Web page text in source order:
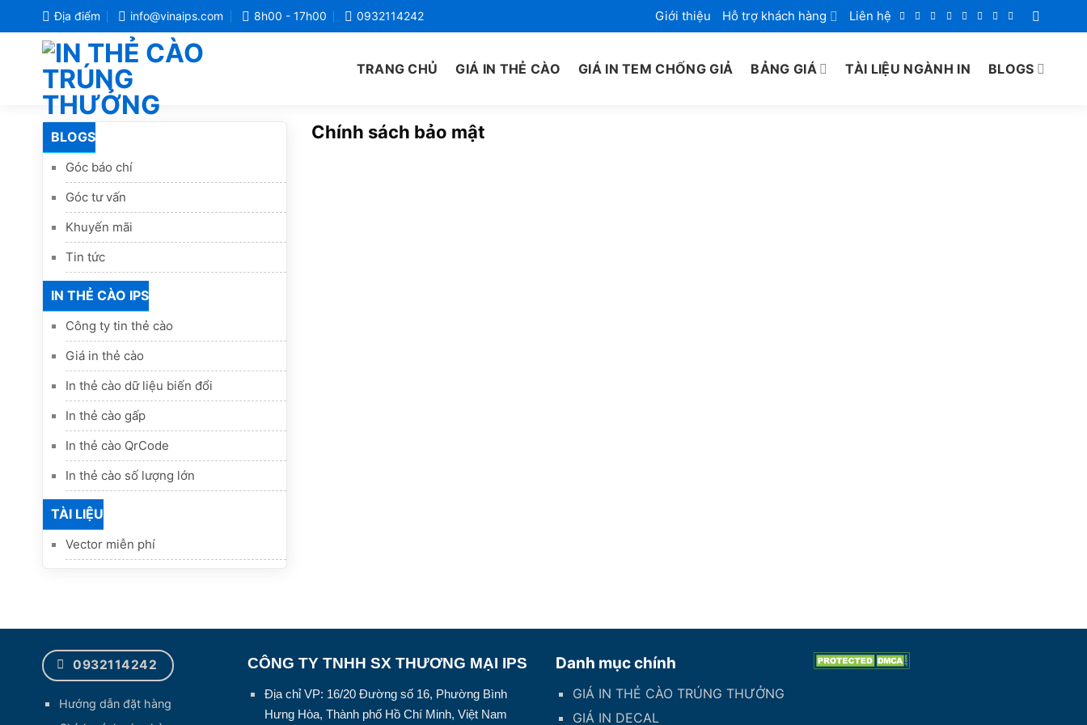
qua
Địa điểm info@vinaips.com 8h00 - 17h00 0932114242 Giới thiệu Hỗ trợ khách hàng Liên hệ
TRANG CHỦ GIÁ IN THẺ CÀO GIÁ IN TEM CHỐNG GIẢ BẢNG GIÁ TÀI LIỆU NGÀNH IN BLOGS
Chính sách bảo mật
BLOGS
Góc báo chí
Góc tư vấn
Khuyến mãi
Tin tức
IN THẺ CÀO IPS
Công ty tin thẻ cào
Giá in thẻ cào
In thẻ cào dữ liệu biến đổi
In thẻ cào gấp
In thẻ cào QrCode
In thẻ cào số lượng lớn
TÀI LIỆU
Vector miễn phí
0932114242
Hướng dẫn đặt hàng
CÔNG TY TNHH SX THƯƠNG MẠI IPS
Địa chỉ VP: 16/20 Đường số 16, Phường Bình
Hưng Hòa, Thành phố Hồ Chí Minh, Việt Nam
Danh mục chính
GIÁ IN THẺ CÀO TRÚNG THƯỞNG
GIÁ IN DECAL